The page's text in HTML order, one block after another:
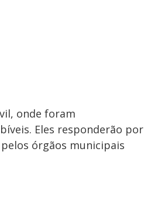
onde foram
Eles responderão por
órgãos municipais